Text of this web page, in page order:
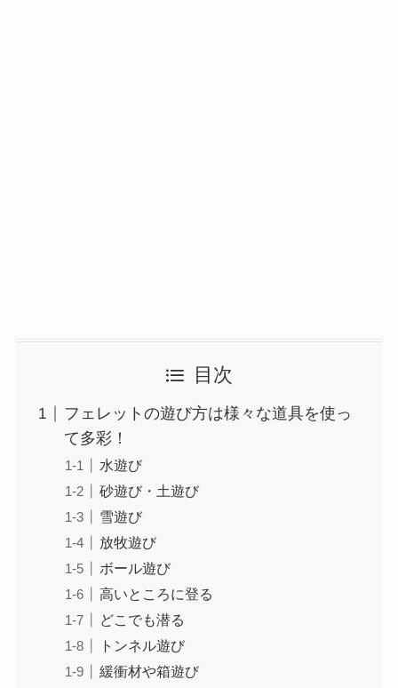
目次
フェレットの遊び方は様々な道具を使っ
て多彩！
水遊び
砂遊び・土遊び
雪遊び
放牧遊び
ボール遊び
高いところに登る
どこでも潜る
トンネル遊び
緩衝材や箱遊び